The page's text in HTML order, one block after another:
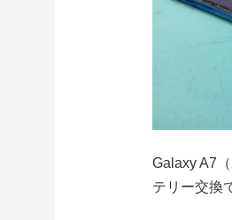
Galaxy A7
テリー交換